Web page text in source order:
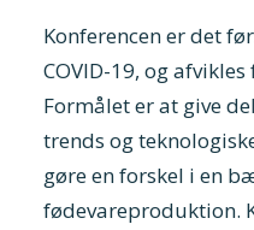
Konferencen er det
COVID-19, og
Formålet er at give
trends og
gøre en forskel i en
fødevareproduktion.